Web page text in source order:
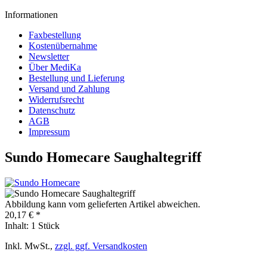
Informationen
Faxbestellung
Kostenübernahme
Newsletter
Über MediKa
Bestellung und Lieferung
Versand und Zahlung
Widerrufsrecht
Datenschutz
AGB
Impressum
Sundo Homecare Saughaltegriff
Abbildung kann vom gelieferten Artikel abweichen.
20,17 € *
Inhalt: 1 Stück
Inkl. MwSt., zzgl. ggf. Versandkosten